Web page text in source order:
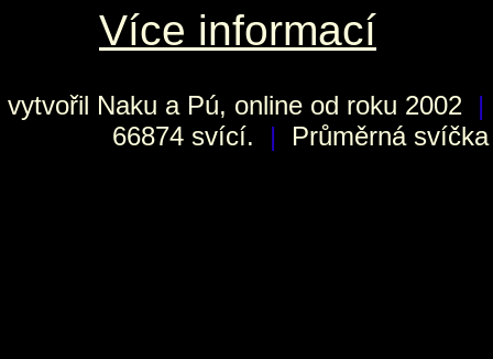
Více informací
vytvořil Naku a Pú, online od roku 2002 |
66874 svící.
| Průměrná